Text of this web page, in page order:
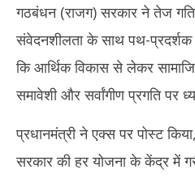
गठबंधन (राजग) सरकार ने तेज
संवेदनशीलता के साथ पथ-प्रदर्शक
कि आर्थिक विकास से लेकर
समावेशी और सर्वांगीण प्रगति पर
प्रधानमंत्री ने एक्स पर पोस्ट किया,
सरकार की हर योजना के केंद्र में